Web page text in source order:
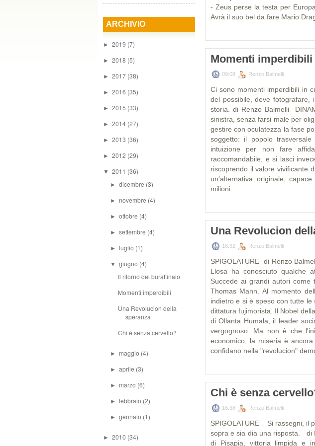
ARCHIVIO
► 2019 (7)
► 2018 (5)
► 2017 (38)
► 2016 (35)
► 2015 (33)
► 2014 (27)
► 2013 (36)
► 2012 (29)
▼ 2011 (36)
►dicembre (3)
►novembre (4)
►ottobre (4)
►settembre (4)
► luglio (1)
▼giugno (4)
Il ritorno del burattinaio
Momenti imperdibili
Una Revolucion della
speranza
Chi è senza cervello?
► maggio (4)
►aprile (3)
► marzo (6)
►febbraio (2)
►gennaio (1)
► 2010 (34)
- Zeus perse la testa per
Avrà il suo bel da fare Mario
Momenti imperdibili
09:08 Renzo Balmelli
Ci sono momenti imperdibili in
del possibile, deve fotografare,
storia. di Renzo Balmelli
sinistra, senza farsi male per
gestire con oculatezza la fase
soggetto: il popolo trasversale
intuizione per non fare
raccomandabile, e si lasci
riscoprendo il valore vivificante
un'alternativa originale,
milioni...
Una Revolucion
16:32 Renzo Balmelli
SPIGOLATURE di Renzo
Llosa ha conosciuto qualche
Succede ai grandi autori come
Thomas Mann. Al momento
indietro e si è speso con tutte
dittatura fujimorista. Il Nobel
di Ollanta Humala, il leader
vergognoso. Ma non è che
economico, la miseria è
confidano nella "revolucion"
Chi è senza
16:38 Renzo Balmelli
SPIGOLATURE Si rassegni, il
sopra e sia dia una risposta. di
di Pisapia, vittoria limpida e